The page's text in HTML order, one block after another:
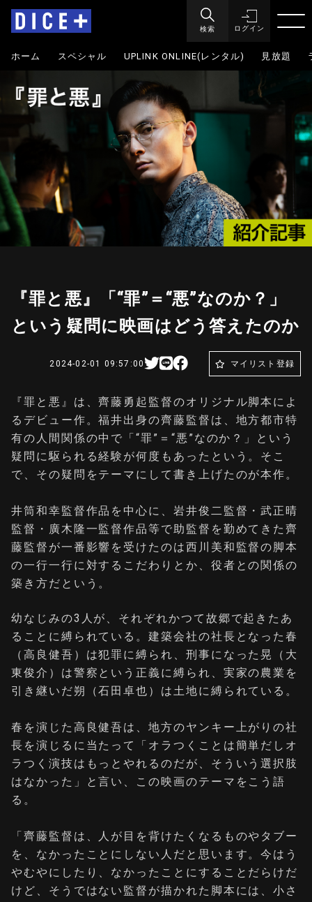
検索 ログイン
ホーム スペシャル UPLINK ONLINE(レンタル) 見放題
『罪と悪』「“罪”＝“悪”なのか？」
という疑問に映画はどう答えたのか
2024-02-01 09:57:00 マイリスト登録
『罪と悪』は、齊藤勇起監督のオリジナル脚本によ
るデビュー作。福井出身の齊藤監督は、地方都市特
有の人間関係の中で「“罪”＝“悪”なのか？」という
疑問に駆られる経験が何度もあったという。そこ
で、その疑問をテーマにして書き上げたのが本作。
井筒和幸監督作品を中心に、岩井俊二監督・武正晴
監督・廣木隆一監督作品等で助監督を勤めてきた齊
藤監督が一番影響を受けたのは西川美和監督の脚本
の一行一行に対するこだわりとか、役者との関係の
築き方だという。
幼なじみの3人が、それぞれかつて故郷で起きたあ
ることに縛られている。建築会社の社長となった春
（高良健吾）は犯罪に縛られ、刑事になった晃（大
東俊介）は警察という正義に縛られ、実家の農業を
引き継いだ朔（石田卓也）は土地に縛られている。
春を演じた高良健吾は、地方のヤンキー上がりの社
長を演じるに当たって「オラつくことは簡単だしオ
ラつく演技はもっとやれるのだが、そういう選択肢
はなかった」と言い、この映画のテーマをこう語
る。
「齊藤監督は、人が目を背けたくなるものやタブー
を、なかったことにしない人だと思います。今はう
やむやにしたり、なかったことにすることだらけだ
けど、そうではない監督が描かれた脚本には、小さ